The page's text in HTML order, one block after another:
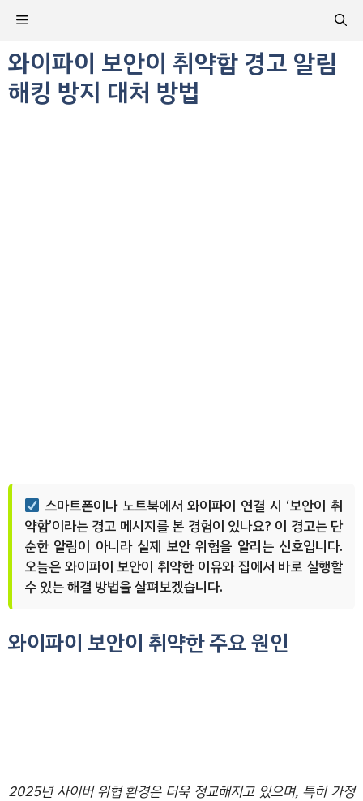
츠
로
건
메
뉴
와이파이 보안이 취약함 경고 알림
해킹 방지 대처 방법
스마트폰이나 노트북에서 와이파이 연결 시 ‘보안이 취
약함’이라는 경고 메시지를 본 경험이 있나요? 이 경고는 단
순한 알림이 아니라 실제 보안 위험을 알리는 신호입니다.
오늘은 와이파이 보안이 취약한 이유와 집에서 바로 실행할
수 있는 해결 방법을 살펴보겠습니다.
와이파이 보안이 취약한 주요 원인
2025년 사이버 위협 환경은 더욱 정교해지고 있으며, 특히 가정